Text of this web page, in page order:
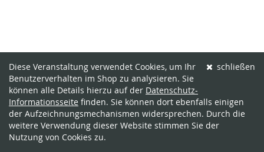
schließen
Diese Veranstaltung verwendet Cookies, um Ihr
Benutzerverhalten im Shop zu analysieren. Sie
können alle Details hierzu auf der Datenschutz-
Informationsseite finden. Sie können dort ebenfalls einigen
der Aufzeichnungsmechanismen widersprechen. Durch die
weitere Verwendung dieser Website stimmen Sie der
Nutzung von Cookies zu.